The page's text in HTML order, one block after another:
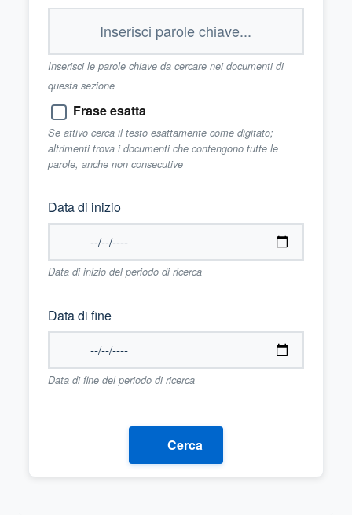
Inserisci le parole chiave da cercare nei documenti di
questa sezione
Frase esatta
Se attivo cerca il testo esattamente come digitato;
altrimenti trova i documenti che contengono tutte le
parole, anche non consecutive
Data di inizio
Data di inizio del periodo di ricerca
Data di fine
Data di fine del periodo di ricerca
Cerca